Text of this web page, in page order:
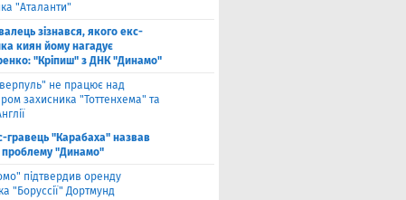
"Аталанти"
зізнався, якого екс-
киян йому нагадує
"Кріпиш" з ДНК "Динамо"
не працює над
захисника "Тоттенхема" та
гравець "Карабаха" назвав
проблему "Динамо"
підтвердив оренду
"Боруссії" Дортмунд